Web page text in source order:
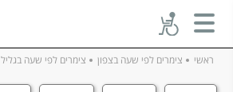
ראשי צימרים לפי שעה בצפון צימרים לפי שעה בגליל